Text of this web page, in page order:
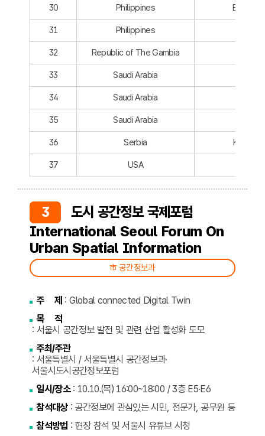
30 Philippines Baguio
31 Philippines
32 Republic of The Gambia
33 Saudi Arabia
34 Saudi Arabia
35 Saudi Arabia
36 Serbia
37 USA
3
도시 공간정보 국제포럼
International Seoul Forum On
Urban Spatial Information
市 공간정보과
주 제 : Global connected Digital Twin
목 적
: 서울시 공간정보 발전 및 관련 산업 활성화 도모
주최/주관
: 서울특별시 / 서울특별시 공간정보과·
서울시도시공간정보포럼
일시/장소 : 10.10.(목) 16:00~18:00 / 3층 E5·E6
참석대상 : 공간정보에 관심있는 시민, 전문가, 공무원 등
참석방법 : 현장 참석 및 서울시 유튜브 시청